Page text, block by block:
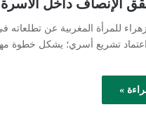
الإنصاف داخل الأسرة
للمرأة المغربية عن تطلعاته
تشريع أسري؛ يشكل خطوة
»